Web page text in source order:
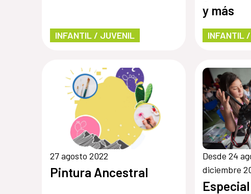
INFANTIL / JUVENIL
y más
INFANTIL
27 agosto 2022
Pintura Ancestral
Desde 24
diciembre